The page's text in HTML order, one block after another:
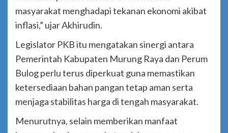
masyarakat menghadapi tekanan ekonomi akibat
inflasi,” ujar Akhirudin.
Legislator PKB itu mengatakan sinergi antara
Pemerintah Kabupaten Murung Raya dan Perum
Bulog perlu terus diperkuat guna memastikan
ketersediaan bahan pangan tetap aman serta
menjaga stabilitas harga di tengah masyarakat.
Menurutnya, selain memberikan manfaat